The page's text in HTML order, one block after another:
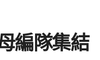
編隊集結